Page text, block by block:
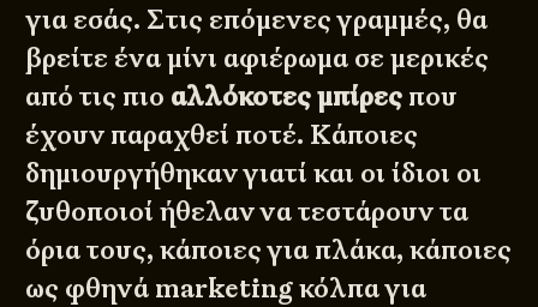
για εσάς. Στις επόμενες γραμμές, θα
βρείτε ένα μίνι αφιέρωμα σε μερικές
από τις πιο αλλόκοτες μπίρες που
έχουν παραχθεί ποτέ. Κάποιες
δημιουργήθηκαν γιατί και οι ίδιοι οι
ζυθοποιοί ήθελαν να τεστάρουν τα
όρια τους, κάποιες για πλάκα, κάποιες
ως φθηνά marketing κόλπα για